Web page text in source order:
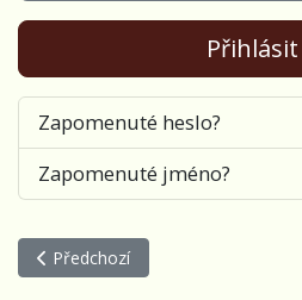
Přihlásit
Zapomenuté heslo?
Zapomenuté jméno?
Předchozí článek: Září
Předchozí